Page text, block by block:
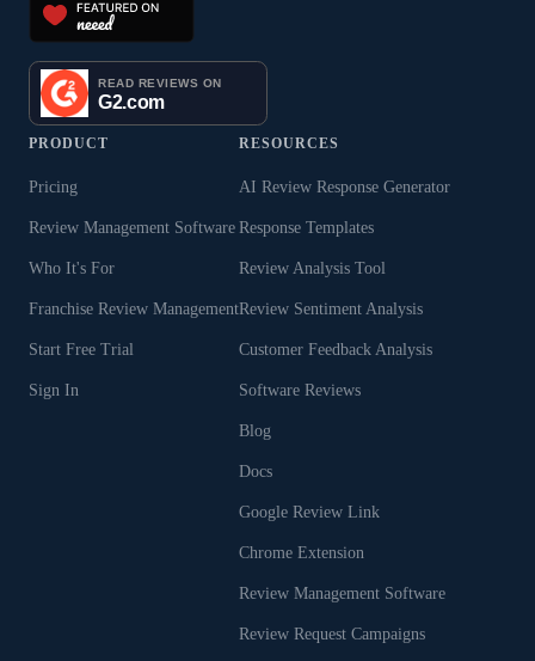
PRODUCT
Pricing
Review Management Software
Who It's For
Franchise Review Management
Start Free Trial
Sign In
RESOURCES
AI Review Response Generator
Response Templates
Review Analysis Tool
Review Sentiment Analysis
Customer Feedback Analysis
Software Reviews
Blog
Docs
Google Review Link
Chrome Extension
Review Management Software
Review Request Campaigns